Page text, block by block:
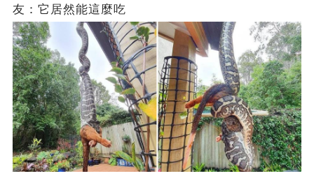
友：它居然能這麼吃